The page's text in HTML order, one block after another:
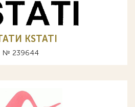
KSTATI
№ 239644